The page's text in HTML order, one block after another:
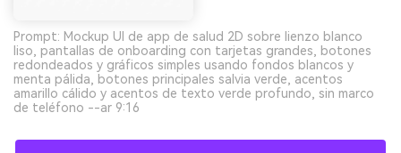
Prompt: Mockup UI de app de salud 2D sobre lienzo blanco
liso, pantallas de onboarding con tarjetas grandes, botones
redondeados y gráficos simples usando fondos blancos y
menta pálida, botones principales salvia verde, acentos
amarillo cálido y acentos de texto verde profundo, sin marco
de teléfono --ar 9:16